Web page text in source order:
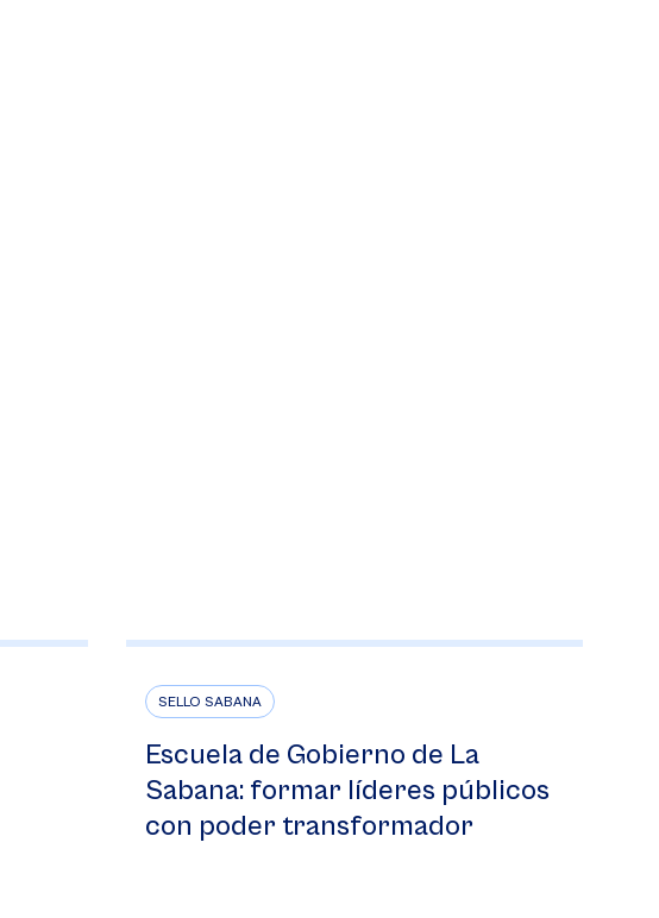
SELLO SABANA
Escuela de Gobierno de La
Sabana: formar líderes públicos
con poder transformador